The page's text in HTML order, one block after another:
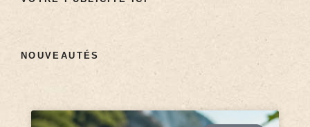
NOUVEAUTÉS